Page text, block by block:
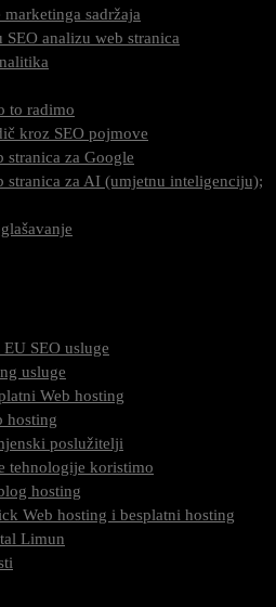
sadržaja
SEO analizu web stranica
to radimo
kroz SEO pojmove
stranica za Google
stranica za AI (umjetnu inteligenciju);
SEO usluge
usluge
Web hosting
hosting
poslužitelji
tehnologije koristimo
hosting
Web hosting i besplatni hosting
Limun